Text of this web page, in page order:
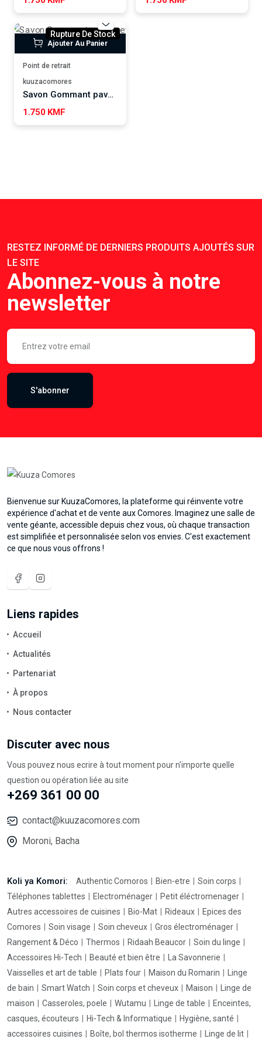
Rupture De Stock
Ajouter Au Panier
Point de retrait
kuuzacomores
Savon Gommant pavots et ylang-ylang, WUTAMU
1.750 KMF
RESTEZ INFORMÉ DE DERNIERS PRODUITS AJOUTÉS SUR
LE SITE
Abonnez-vous à notre
newsletter
S'abonner
Bienvenue sur KuuzaComores, la plateforme qui réinvente votre
expérience d'achat et de vente aux Comores. Imaginez une salle de
vente géante, accessible depuis chez vous, où chaque transaction
est simplifiée et personnalisée selon vos envies. C'est exactement
ce que nous vous offrons !
Liens rapides
Accueil
Actualités
Partenariat
À propos
Nous contacter
Discuter avec nous
Vous pouvez nous ecrire à tout moment pour n'importe quelle
question ou opération liée au site
+269 361 00 00
contact@kuuzacomores.com
Moroni, Bacha
Koli ya Komori: Authentic Comoros Bien-etre
Soin corps
Téléphones tablettes
Electroménager
Petit éléctromenager
Autres accessoires de cuisines
Bio-Mat Rideaux
Epices des
Comores
Soin visage Soin cheveux
Gros électroménager
Rangement & Déco
Thermos Ridaah Beaucor
Soin du linge
Accessoires Hi-Tech
Beauté et bien être
La Savonnerie
Vaisselles et art de table
Plats four Maison du Romarin
Linge
de bain
Smart Watch Soin corps et cheveux Maison
Linge de
maison
Casseroles, poele Wutamu Linge de table
Enceintes,
casques, écouteurs
Hi-Tech & Informatique
Hygiène, santé
accessoires cuisines
Boîte, bol thermos isotherme Linge de lit